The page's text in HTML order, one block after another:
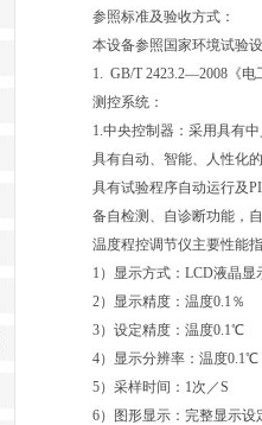
参照标准及验收方式：
本设备参照国家环境试验
1. GB/T 2423.2—2008《
测控系统：
1.中央控制器：采用具有
具有自动、智能、人性化
具有试验程序自动运行及
备自检测、自诊断功能，
温度程控调节仪主要性能
1）显示方式：LCD液晶
2）显示精度：温度0.1％
3）设定精度：温
4）显示分辨率：
5）采样时间：1次／S
6）图形显示：完整显示设